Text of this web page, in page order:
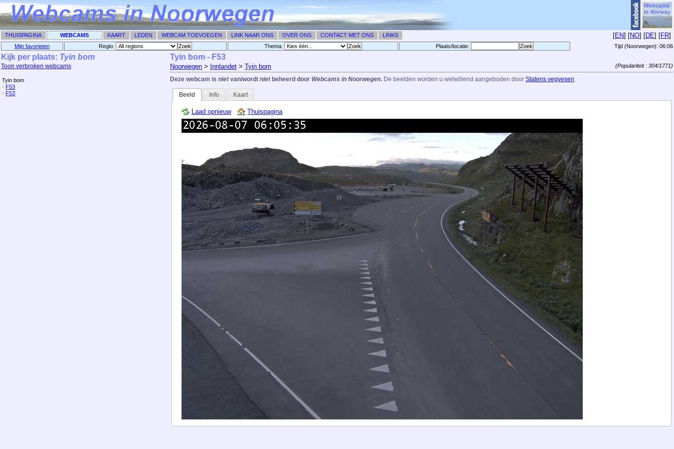
THUISPAGINA WEBCAMS KAART LEDEN WEBCAM TOEVOEGEN LINK NAAR ONS OVER ONS CONTACT MET ONS LINKS [EN] [NO] [DE] [FR]
Mijn favorieten Regio: Thema: Plaats/locatie: Tijd (Noorwegen): 06:06